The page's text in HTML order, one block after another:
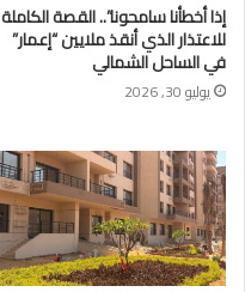
إذا أخطأنا سامحونا”.. القصة الكاملة
للاعتذار الذي أنقذ ملايين “إعمار”
في الساحل الشمالي
يوليو 30, 2026